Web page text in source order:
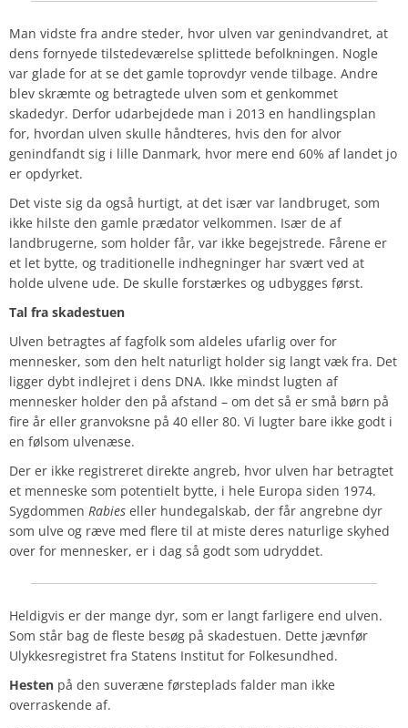
Man vidste fra andre steder, hvor ulven var genindvandret, at
dens fornyede tilstedeværelse splittede befolkningen. Nogle
var glade for at se det gamle toprovdyr vende tilbage. Andre
blev skræmte og betragtede ulven som et genkommet
skadedyr. Derfor udarbejdede man i 2013 en handlingsplan
for, hvordan ulven skulle håndteres, hvis den for alvor
genindfandt sig i lille Danmark, hvor mere end 60% af landet jo
er opdyrket.
Det viste sig da også hurtigt, at det især var landbruget, som
ikke hilste den gamle prædator velkommen. Især de af
landbrugerne, som holder får, var ikke begejstrede. Fårene er
et let bytte, og traditionelle indhegninger har svært ved at
holde ulvene ude. De skulle forstærkes og udbygges først.
Tal fra skadestuen
Ulven betragtes af fagfolk som aldeles ufarlig over for
mennesker, som den helt naturligt holder sig langt væk fra. Det
ligger dybt indlejret i dens DNA. Ikke mindst lugten af
mennesker holder den på afstand – om det så er små børn på
fire år eller granvoksne på 40 eller 80. Vi lugter bare ikke godt i
en følsom ulvenæse.
Der er ikke registreret direkte angreb, hvor ulven har betragtet
et menneske som potentielt bytte, i hele Europa siden 1974.
Sygdommen Rabies eller hundegalskab, der får angrebne dyr
som ulve og ræve med flere til at miste deres naturlige skyhed
over for mennesker, er i dag så godt som udryddet.
Heldigvis er der mange dyr, som er langt farligere end ulven.
Som står bag de fleste besøg på skadestuen. Dette jævnfør
Ulykkesregistret fra Statens Institut for Folkesundhed.
Hesten på den suveræne førsteplads falder man ikke
overraskende af.